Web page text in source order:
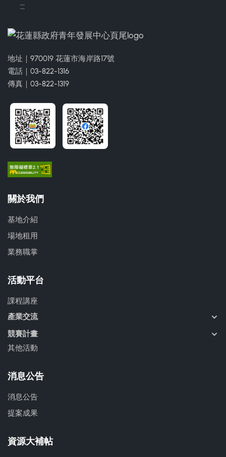
:::
地址｜970019 花蓮市海岸路17號
電話｜03-822-1316
傳真｜03-822-1319
關於我們
基地介紹
場地租用
業務職掌
活動平台
課程講座
產業交流
競賽計畫
其他活動
消息公告
消息公告
提案成果
資源大補帖